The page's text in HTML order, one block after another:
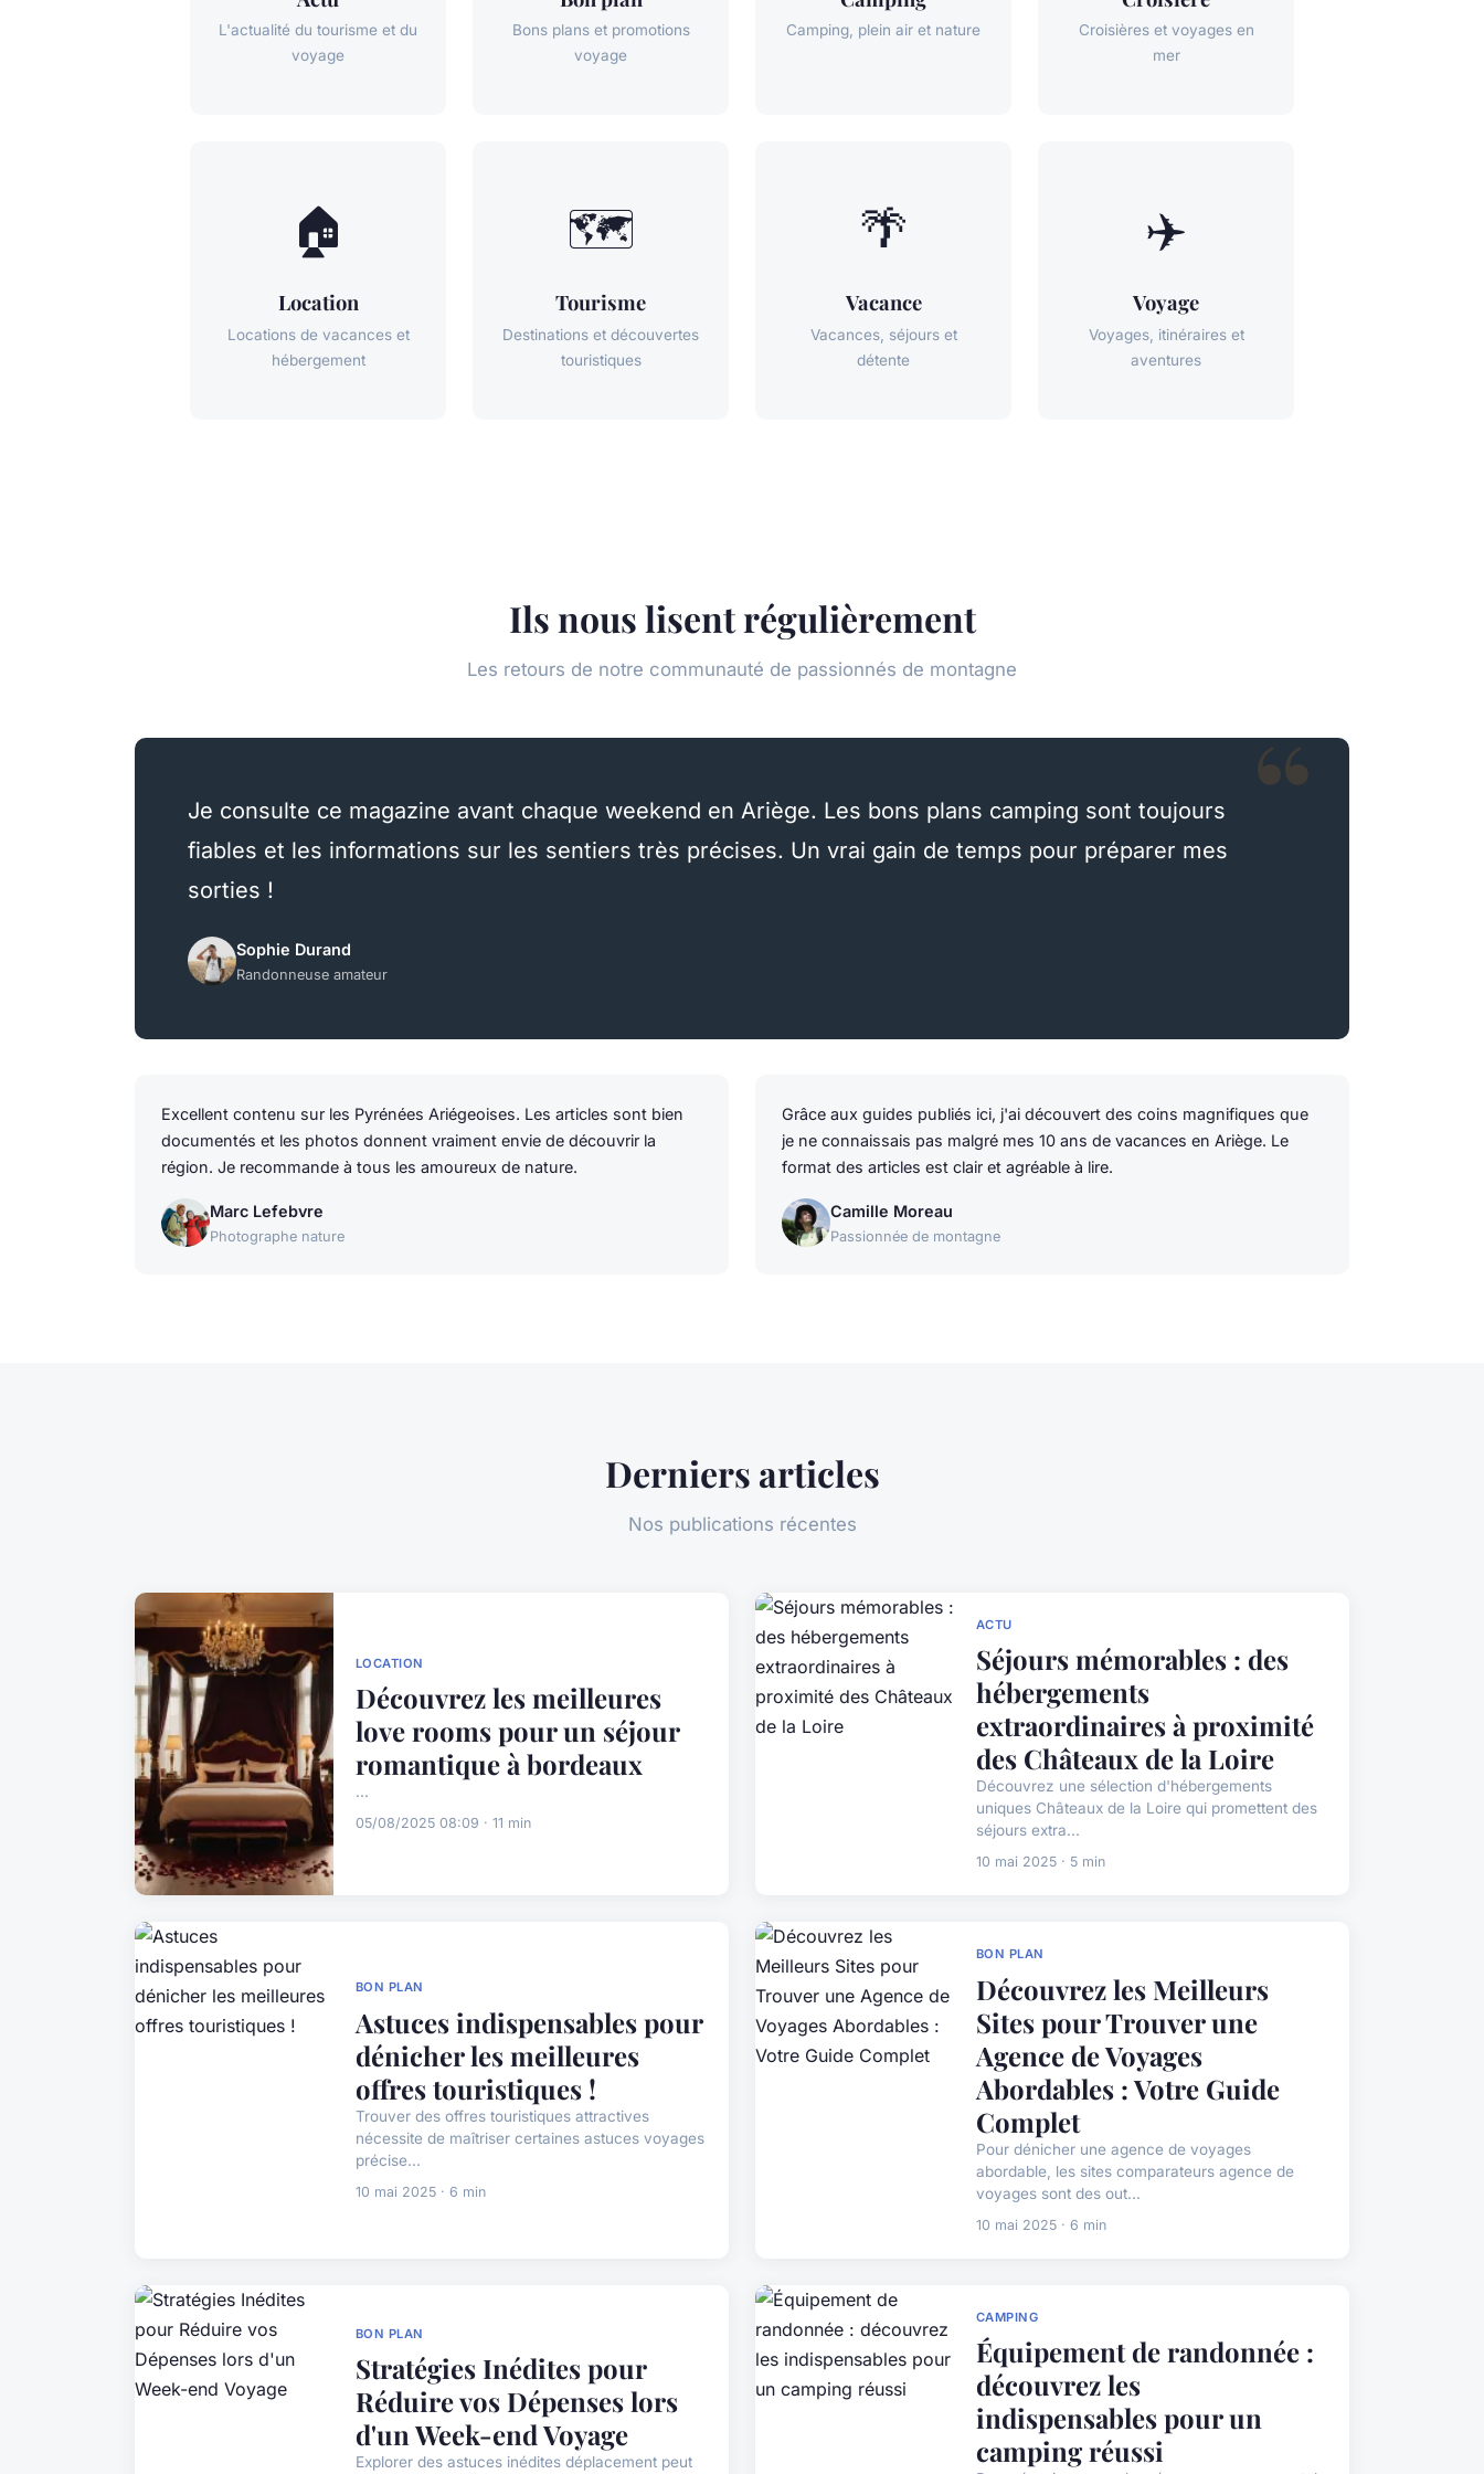
L'actualité du tourisme et du
voyage
Bons plans et promotions
voyage
Camping, plein air et nature
Croisières et voyages en
mer
🏠
Location
Locations de vacances et
hébergement
🗺️
Tourisme
Destinations et découvertes
touristiques
🌴
Vacance
Vacances, séjours et
détente
✈️
Voyage
Voyages, itinéraires et
aventures
Ils nous lisent régulièrement
Les retours de notre communauté de passionnés de montagne
Je consulte ce magazine avant chaque weekend en Ariège. Les bons plans camping sont toujours
fiables et les informations sur les sentiers très précises. Un vrai gain de temps pour préparer mes
sorties !
Sophie Durand
Randonneuse amateur
Excellent contenu sur les Pyrénées Ariégeoises. Les articles sont bien
documentés et les photos donnent vraiment envie de découvrir la
région. Je recommande à tous les amoureux de nature.
Marc Lefebvre
Photographe nature
Grâce aux guides publiés ici, j'ai découvert des coins magnifiques que
je ne connaissais pas malgré mes 10 ans de vacances en Ariège. Le
format des articles est clair et agréable à lire.
Camille Moreau
Passionnée de montagne
Derniers articles
Nos publications récentes
LOCATION
Découvrez les meilleures
love rooms pour un séjour
romantique à bordeaux
...
05/08/2025 08:09 · 11 min
ACTU
Séjours mémorables : des
hébergements
extraordinaires à proximité
des Châteaux de la Loire
Découvrez une sélection d'hébergements
uniques Châteaux de la Loire qui promettent des
séjours extra...
10 mai 2025 · 5 min
BON PLAN
Astuces indispensables pour
dénicher les meilleures
offres touristiques !
Trouver des offres touristiques attractives
nécessite de maîtriser certaines astuces voyages
précise...
10 mai 2025 · 6 min
BON PLAN
Découvrez les Meilleurs
Sites pour Trouver une
Agence de Voyages
Abordables : Votre Guide
Complet
Pour dénicher une agence de voyages
abordable, les sites comparateurs agence de
voyages sont des out...
10 mai 2025 · 6 min
BON PLAN
Stratégies Inédites pour
Réduire vos Dépenses lors
d'un Week-end Voyage
Explorer des astuces inédites déplacement peut
CAMPING
Équipement de randonnée :
découvrez les
indispensables pour un
camping réussi